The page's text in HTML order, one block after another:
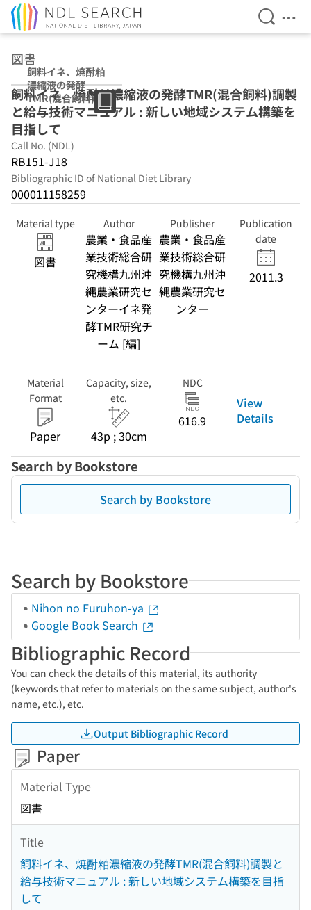
Open
図書
飼料イネ、焼酎粕
濃縮液の発酵
TMR(混合飼料)調
製と給与技術マニ
ュアル : 新しい地
域システム構築を
目指して
飼料イネ、焼酎粕濃縮液の発酵TMR(混合飼料)調製
と給与技術マニュアル : 新しい地域システム構築を
目指して
Call No. (NDL)
RB151-J18
Bibliographic ID of National Diet Library
000011158259
Material type
図書
Author
農業・食品産
業技術総合研
究機構九州沖
縄農業研究セ
ンターイネ発
酵TMR研究チ
ーム [編]
Publisher
農業・食品産
業技術総合研
究機構九州沖
縄農業研究セ
ンター
Publication
date
2011.3
Material
Format
Paper
Capacity, size,
etc.
43p ; 30cm
NDC
616.9
View
Details
Search by Bookstore
Search by Bookstore
Search by Bookstore
Nihon no Furuhon-ya
Google Book Search
Bibliographic Record
You can check the details of this material, its authority
(keywords that refer to materials on the same subject, author's
name, etc.), etc.
Output Bibliographic Record
Paper
Material Type
図書
Title
飼料イネ、焼酎粕濃縮液の発酵TMR(混合飼料)調製と
給与技術マニュアル : 新しい地域システム構築を目指
して